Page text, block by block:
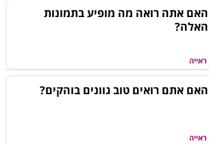
ראייה
האם אתה רואה מה מופיע בתמונות
האלה?
ראייה
האם אתם רואים טוב גוונים בוהקים?